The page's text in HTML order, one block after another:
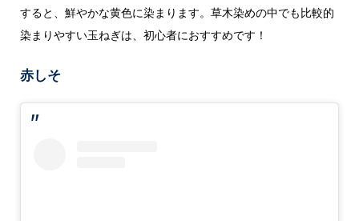
すると、鮮やかな黄色に染まります。草木染めの中でも比較的
染まりやすい玉ねぎは、初心者におすすめです！
赤しそ